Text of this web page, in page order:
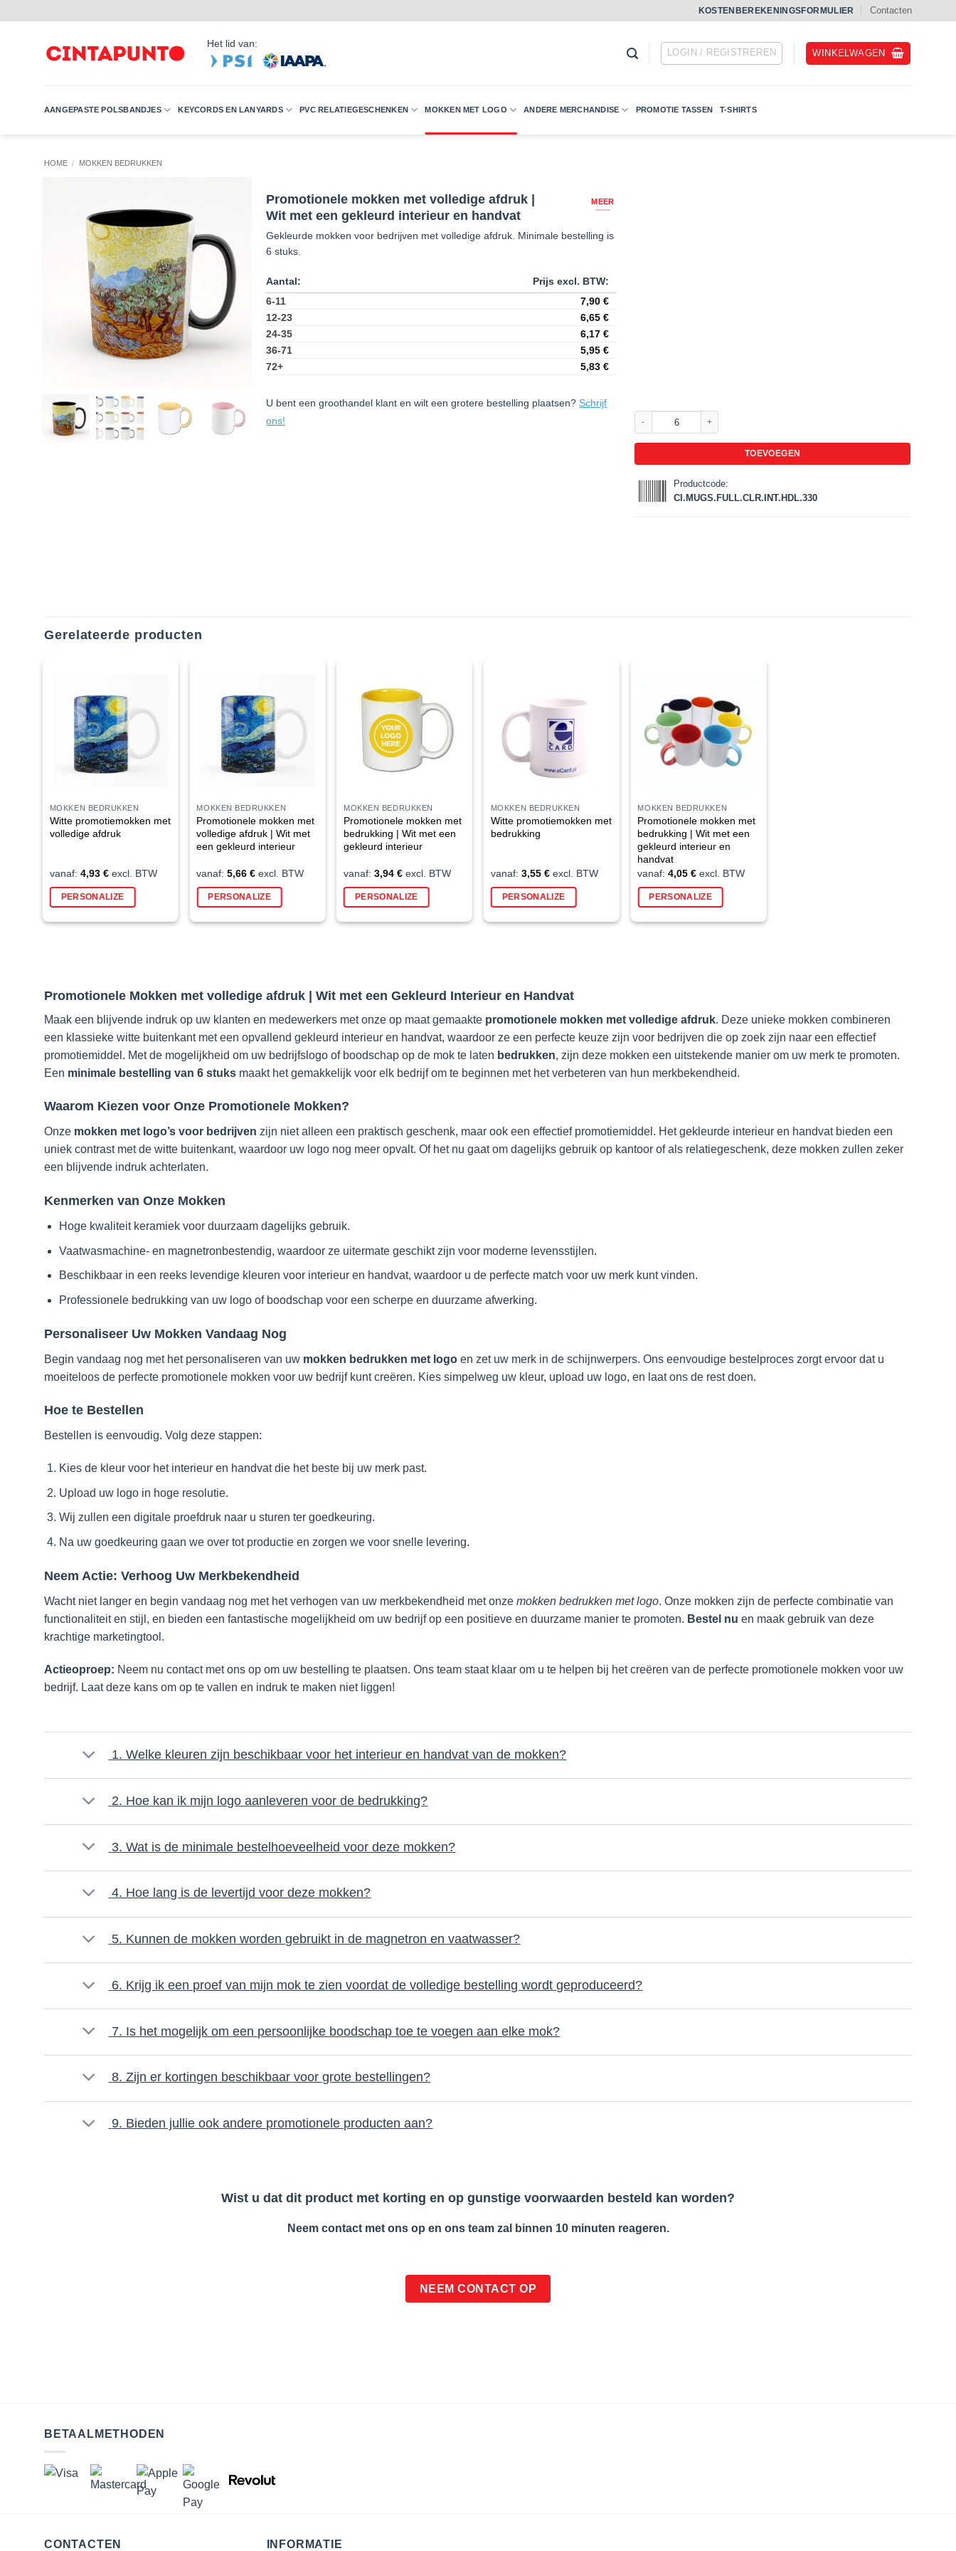
KOSTENBEREKENINGSFORMULIER Contacten
Het lid van:
LOGIN / REGISTREREN WINKELWAGEN
AANGEPASTE POLSBANDJES KEYCORDS EN LANYARDS PVC RELATIEGESCHENKEN MOKKEN MET LOGO ANDERE MERCHANDISE PROMOTIE TASSEN T-SHIRTS
HOME / MOKKEN BEDRUKKEN
Promotionele mokken met volledige afdruk |
Wit met een gekleurd interieur en handvat
MEER
Gekleurde mokken voor bedrijven met volledige afdruk. Minimale bestelling is
6 stuks.
6-11 7,90€
12-23
6,65€
24-35
6,17€
36-71
5,95€
72+
5,83€
U bent een groothandel klant en wilt een grotere bestelling plaatsen? Schrijf
ons!
TOEVOEGEN
Productcode:
CI.MUGS.FULL.CLR.INT.HDL.330
Gerelateerde producten
MOKKEN BEDRUKKEN
Witte promotiemokken met
volledige afdruk
vanaf: 4,93 €excl. BTW
PERSONALIZE
MOKKEN BEDRUKKEN
Promotionele mokken met
volledige afdruk | Wit met
een gekleurd interieur
vanaf:5,66€ excl. BTW
PERSONALIZE
MOKKEN BEDRUKKEN
Promotionele mokken met
bedrukking | Wit met een
gekleurd interieur
vanaf:3,94€ excl. BTW
PERSONALIZE
MOKKEN BEDRUKKEN
Witte promotiemokken met
bedrukking
vanaf: 3,55 €excl. BTW
PERSONALIZE
MOKKEN BEDRUKKEN
Promotionele mokken met
bedrukking | Wit met een
gekleurd interieur en
handvat
vanaf:4,05€ excl. BTW
PERSONALIZE
Promotionele Mokken met volledige afdruk | Wit met een Gekleurd Interieur en Handvat
Maak een blijvende indruk op uw klanten en medewerkers met onze op maat gemaakte promotionele mokken met volledige afdruk. Deze unieke mokken combineren
een klassieke witte buitenkant met een opvallend gekleurd interieur en handvat, waardoor ze een perfecte keuze zijn voor bedrijven die op zoek zijn naar een effectief
promotiemiddel. Met de mogelijkheid om uw bedrijfslogo of boodschap op de mok te laten bedrukken, zijn deze mokken een uitstekende manier om uw merk te promoten.
Een minimale bestelling van 6 stuks maakt het gemakkelijk voor elk bedrijf om te beginnen met het verbeteren van hun merkbekendheid.
Waarom Kiezen voor Onze Promotionele Mokken?
Onze mokken met logo’s voor bedrijven zijn niet alleen een praktisch geschenk, maar ook een effectief promotiemiddel. Het gekleurde interieur en handvat bieden een
uniek contrast met de witte buitenkant, waardoor uw logo nog meer opvalt. Of het nu gaat om dagelijks gebruik op kantoor of als relatiegeschenk, deze mokken zullen zeker
een blijvende indruk achterlaten.
Kenmerken van Onze Mokken
Hoge kwaliteit keramiek voor duurzaam dagelijks gebruik.
Vaatwasmachine- en magnetronbestendig, waardoor ze uitermate geschikt zijn voor moderne levensstijlen.
Beschikbaar in een reeks levendige kleuren voor interieur en handvat, waardoor u de perfecte match voor uw merk kunt vinden.
Professionele bedrukking van uw logo of boodschap voor een scherpe en duurzame afwerking.
Personaliseer Uw Mokken Vandaag Nog
Begin vandaag nog met het personaliseren van uw mokken bedrukken met logo en zet uw merk in de schijnwerpers. Ons eenvoudige bestelproces zorgt ervoor dat u
moeiteloos de perfecte promotionele mokken voor uw bedrijf kunt creëren. Kies simpelweg uw kleur, upload uw logo, en laat ons de rest doen.
Hoe te Bestellen
Bestellen is eenvoudig. Volg deze stappen:
Kies de kleur voor het interieur en handvat die het beste bij uw merk past.
Upload uw logo in hoge resolutie.
Wij zullen een digitale proefdruk naar u sturen ter goedkeuring.
Na uw goedkeuring gaan we over tot productie en zorgen we voor snelle levering.
Neem Actie: Verhoog Uw Merkbekendheid
Wacht niet langer en begin vandaag nog met het verhogen van uw merkbekendheid met onze mokken bedrukken met logo. Onze mokken zijn de perfecte combinatie van
functionaliteit en stijl, en bieden een fantastische mogelijkheid om uw bedrijf op een positieve en duurzame manier te promoten. Bestel nu en maak gebruik van deze
krachtige marketingtool.
Actieoproep: Neem nu contact met ons op om uw bestelling te plaatsen. Ons team staat klaar om u te helpen bij het creëren van de perfecte promotionele mokken voor uw
bedrijf. Laat deze kans om op te vallen en indruk te maken niet liggen!
1. Welke kleuren zijn beschikbaar voor het interieur en handvat van de mokken?
2. Hoe kan ik mijn logo aanleveren voor de bedrukking?
3. Wat is de minimale bestelhoeveelheid voor deze mokken?
4. Hoe lang is de levertijd voor deze mokken?
5. Kunnen de mokken worden gebruikt in de magnetron en vaatwasser?
6. Krijg ik een proef van mijn mok te zien voordat de volledige bestelling wordt geproduceerd?
7. Is het mogelijk om een persoonlijke boodschap toe te voegen aan elke mok?
8. Zijn er kortingen beschikbaar voor grote bestellingen?
9. Bieden jullie ook andere promotionele producten aan?
Wist u dat dit product met korting en op gunstige voorwaarden besteld kan worden?
Neem contact met ons op en ons team zal binnen 10 minuten reageren.
NEEM CONTACT OP
BETAALMETHODEN
CONTACTEN INFORMATIE